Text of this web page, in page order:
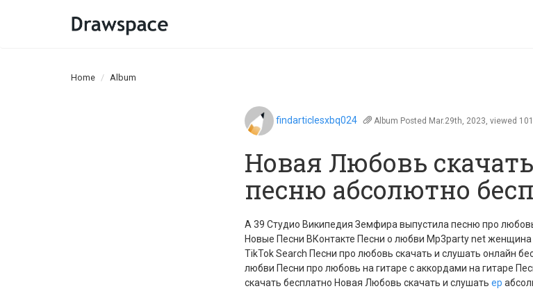
Home Album
findarticlesxbq024 Album Posted Mar.29th, 2023, viewed
Новая Любовь
песню абсолютно
А 39 Студио Википедия Земфира выпустила песню про
Новые Песни ВКонтакте Песни о любви Mp3party net
TikTok Search Песни про любовь скачать и слушать онлайн
любви Песни про любовь на гитаре с аккордами на гитаре
скачать бесплатно Новая Любовь скачать и слушать ep